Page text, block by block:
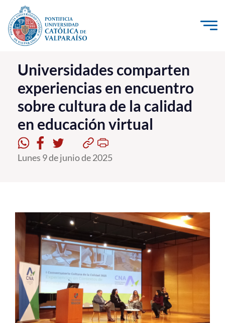
Click acá para ir directamente al contenido
La Universidad
Investigación, Creación e Innovación
PUCV Internacional
Vinculación con el Medio
Admisión
Formación Continua
Estudiantes
Académicos
Funcionarios
Alumni
Universidades comparten
experiencias en encuentro
sobre cultura de la calidad
en educación virtual
Lunes 9 de junio de 2025